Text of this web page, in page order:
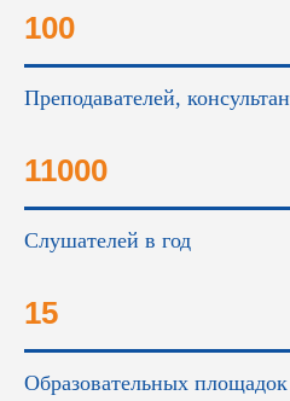
100
Преподавателей,
11000
Слушателей в год
15
Образовательных